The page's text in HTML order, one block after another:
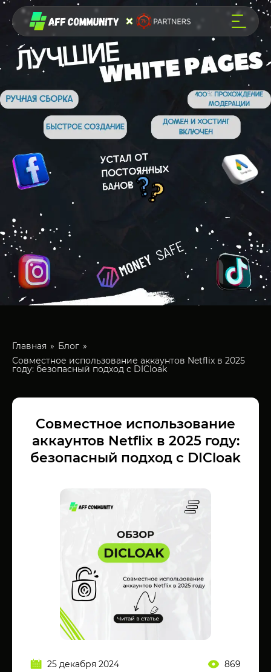
Главная
Блог
Совместное использование аккаунтов Netflix в 2025
году: безопасный подход с DICloak
Совместное использование
аккаунтов Netflix в 2025 году:
безопасный подход с DICloak
25 декабря 2024 869